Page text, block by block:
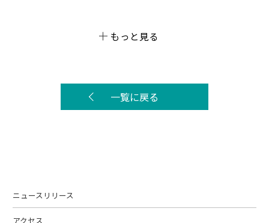
もっと見る
一覧に戻る
ニュースリリース
アクセス